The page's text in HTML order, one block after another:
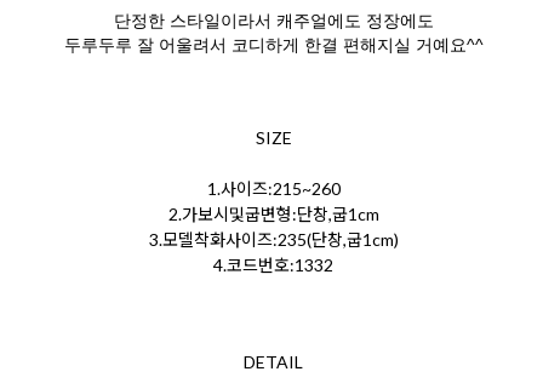
단정한 스타일이라서 캐주얼에도 정장에도
두루두루 잘 어울려서 코디하게 한결 편해지실 거예요^^
SIZE
1.사이즈:215~260
2.가보시및굽변형:단창,굽1cm
3.모델착화사이즈:235(단창,굽1cm)
4.코드번호:1332
DETAIL